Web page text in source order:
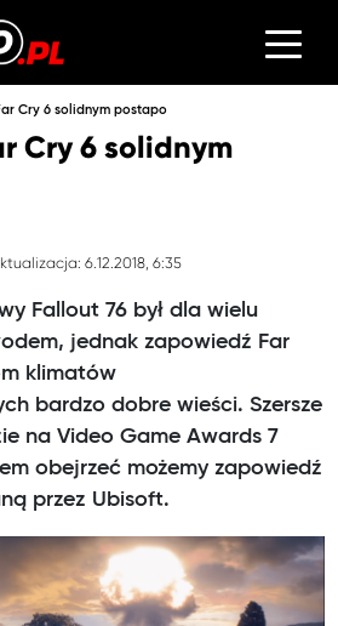
Cry 6 solidnym postapo
Cry 6 solidnym
6.12.2018, 6:35
Fallout 76 był dla wielu
jednak zapowiedź Far
klimatów
bardzo dobre wieści. Szersze
na Video Game Awards 7
obejrzeć możemy zapowiedź
przez Ubisoft.